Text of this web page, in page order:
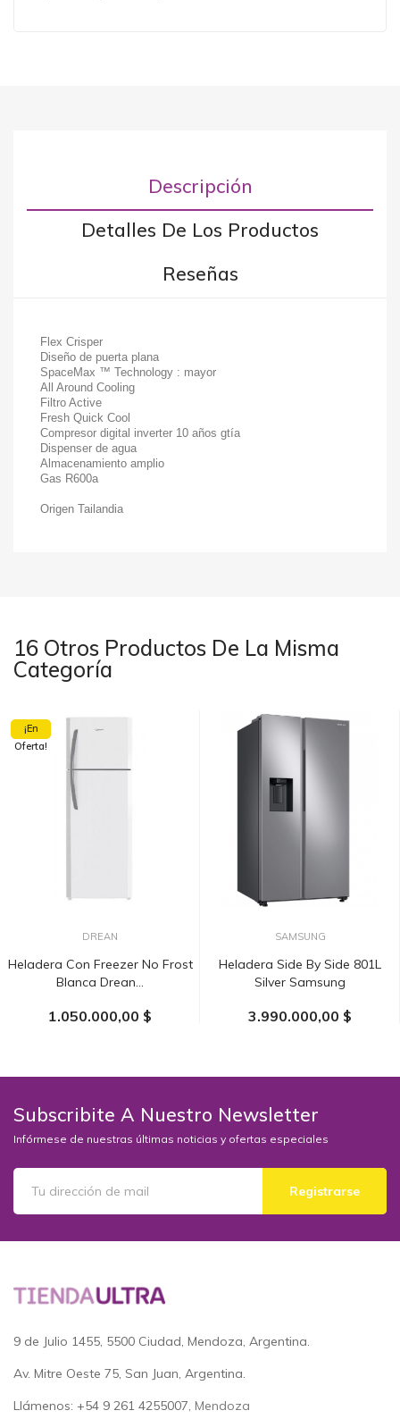
Descripción
Detalles De Los Productos
Reseñas
Flex Crisper
Diseño de puerta plana
SpaceMax ™ Technology : mayor
All Around Cooling
Filtro Active
Fresh Quick Cool
Compresor digital inverter 10 años gtía
Dispenser de agua
Almacenamiento amplio
Gas R600a
Origen Tailandia
16 Otros Productos De La Misma
Categoría
¡En
Oferta!
DREAN
Heladera Con Freezer No Frost
Blanca Drean...
1.050.000,00 $
SAMSUNG
Heladera Side By Side 801L
Silver Samsung
3.990.000,00 $
Subscribite A Nuestro Newsletter
Infórmese de nuestras últimas noticias y ofertas especiales
Registrarse
9 de Julio 1455, 5500 Ciudad, Mendoza, Argentina.
Av. Mitre Oeste 75, San Juan, Argentina.
Llámenos: +54 9 261 4255007, Mendoza